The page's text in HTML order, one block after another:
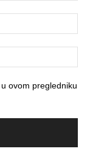
ovom pregledniku